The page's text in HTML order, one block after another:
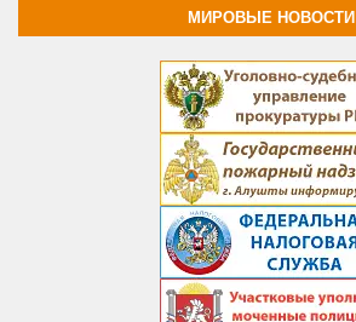
МИРОВЫЕ НОВОСТИ